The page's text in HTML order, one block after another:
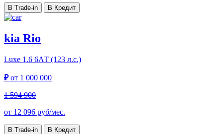
В Trade-in В Кредит
kia Rio
Luxe 1.6 6АТ (123 л.с.)
₽от 1 000 000
1 594 900
от 12 096 руб/мес.
В Trade-in В Кредит